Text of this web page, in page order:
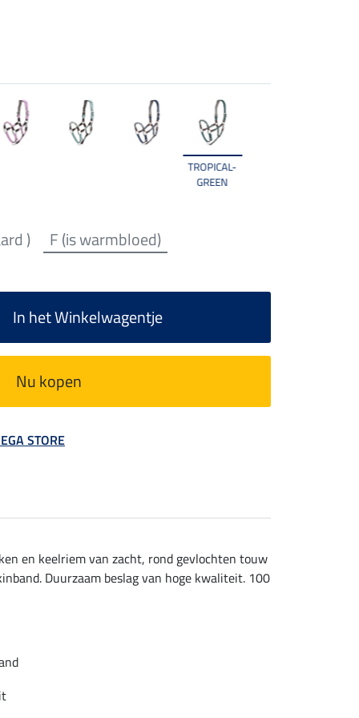
TROPICAL-
GREEN
) F (is warmbloed)
In het Winkelwagentje
Nu kopen
STORE
en keelriem van zacht, rond gevlochten touw
Duurzaam beslag van hoge kwaliteit. 100